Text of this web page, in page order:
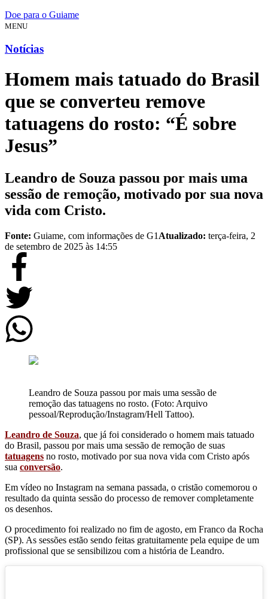
Doe para o Guiame
MENU
Notícias
Homem mais tatuado do Brasil
que se converteu remove
tatuagens do rosto: “É sobre
Jesus”
Leandro de Souza passou por mais uma
sessão de remoção, motivado por sua nova
vida com Cristo.
Fonte: Guiame, com informações de G1 Atualizado: terça-feira, 2
de setembro de 2025 às 14:55
Leandro de Souza passou por mais uma sessão de
remoção das tatuagens no rosto. (Foto: Arquivo
pessoal/Reprodução/Instagram/Hell Tattoo).
Leandro de Souza, que já foi considerado o homem mais tatuado
do Brasil, passou por mais uma sessão de remoção de suas
tatuagens no rosto, motivado por sua nova vida com Cristo após
sua conversão.
Em vídeo no Instagram na semana passada, o cristão comemorou o
resultado da quinta sessão do processo de remover completamente
os desenhos.
O procedimento foi realizado no fim de agosto, em Franco da Rocha
(SP). As sessões estão sendo feitas gratuitamente pela equipe de um
profissional que se sensibilizou com a história de Leandro.